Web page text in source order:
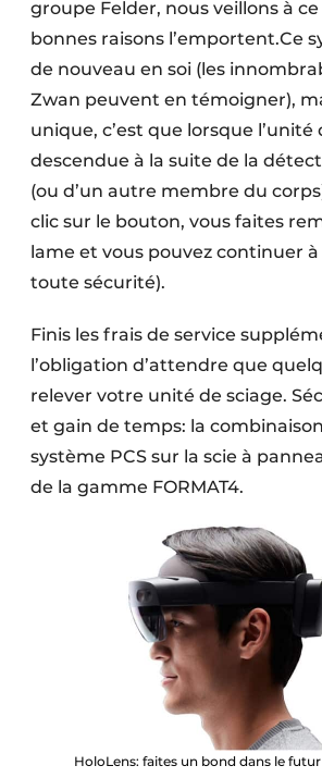
groupe Felder, nous veillons à
bonnes raisons l’emportent.Ce
de nouveau en soi (les
Zwan peuvent en témoigner),
unique, c’est que lorsque l’unité
descendue à la suite de la
(ou d’un autre membre du
clic sur le bouton, vous faites
lame et vous pouvez continuer
toute sécurité).
Finis les frais de service
l’obligation d’attendre que
relever votre unité de sciage.
et gain de temps: la
système PCS sur la scie à
de la gamme FORMAT4.
HoloLens: faites un bond dans le futur